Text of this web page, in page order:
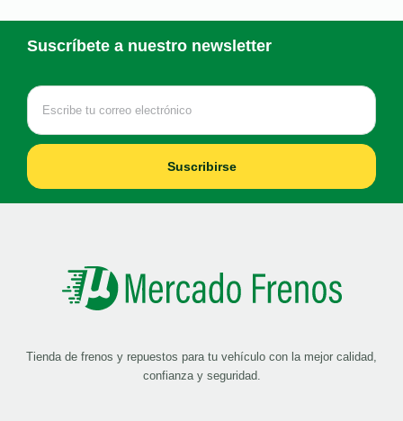
Suscríbete a nuestro newsletter
Suscribirse
Tienda de frenos y repuestos para tu vehículo con la mejor calidad,
confianza y seguridad.